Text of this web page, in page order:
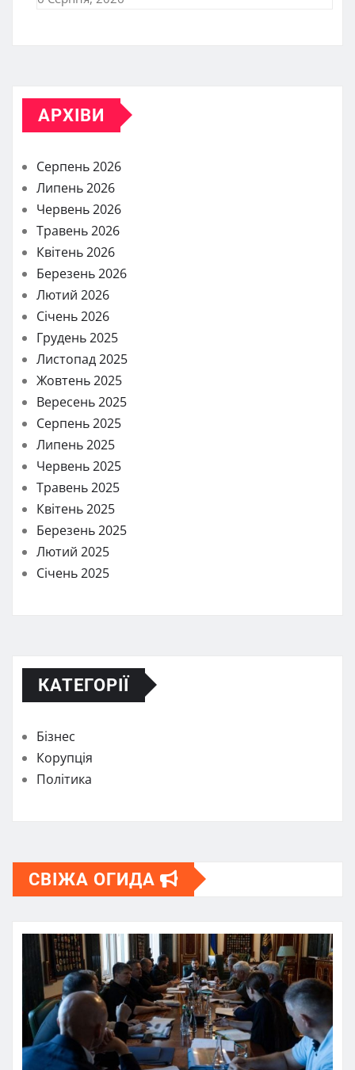
АРХІВИ
Серпень 2026
Липень 2026
Червень 2026
Травень 2026
Квітень 2026
Березень 2026
Лютий 2026
Січень 2026
Грудень 2025
Листопад 2025
Жовтень 2025
Вересень 2025
Серпень 2025
Липень 2025
Червень 2025
Травень 2025
Квітень 2025
Березень 2025
Лютий 2025
Січень 2025
КАТЕГОРІЇ
Бізнес
Корупція
Політика
СВІЖА ОГИДА